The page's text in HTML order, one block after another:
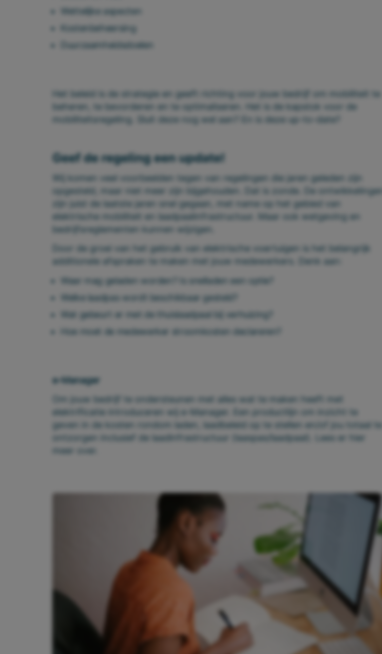
Wettelijke aspecten
Kostenbeheersing
Duurzaamheidsdoelen
Het beleid is de strategie en geeft richting voor jouw bedrijf om mobiliteit te
beheren, te bevorderen en te optimaliseren. Het is de kapstok voor de
mobiliteitsregeling. Sluit deze nog wel aan? En is deze up-to-date?
Geef de regeling een update!
Wij komen veel voorbeelden tegen van regelingen die jaren geleden zijn
opgesteld, maar niet meer zijn bijgehouden. Dat is zonde. De ontwikkelingen
zijn juist de laatste jaren snel gegaan, met name op het gebied van
elektrische mobiliteit en laadpaalinfrastructuur. Maar ook wetgeving en
bedrijfsreglementen kunnen wijzigen.
Door de groei van het gebruik van elektrische voertuigen is het belangrijk
additionele afspraken te maken met jouw medewerkers. Denk aan:
Waar mag geladen worden? Is snelladen een optie?
Welke laadpas wordt beschikbaar gesteld?
Wat gebeurt er met de thuislaadpaal bij verhuizing?
Hoe moet de medewerker stroomkosten declareren?
e-Manager
Om jouw bedrijf te ondersteunen met alles wat te maken heeft met
elektrificatie introduceren wij
e-Manager
. Een productlijn om inzicht te
geven in de kosten rondom laden, laadbeleid op te stellen en/of jou totaal te
ontzorgen inclusief de laadinfrastructuur (laaspas/laadpaal). Lees er
hier
meer over.